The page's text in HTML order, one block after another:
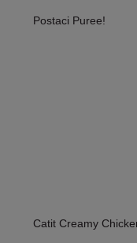
Postaci Puree!
Catit Creamy